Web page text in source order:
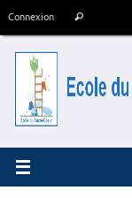
Connexion Rechercher